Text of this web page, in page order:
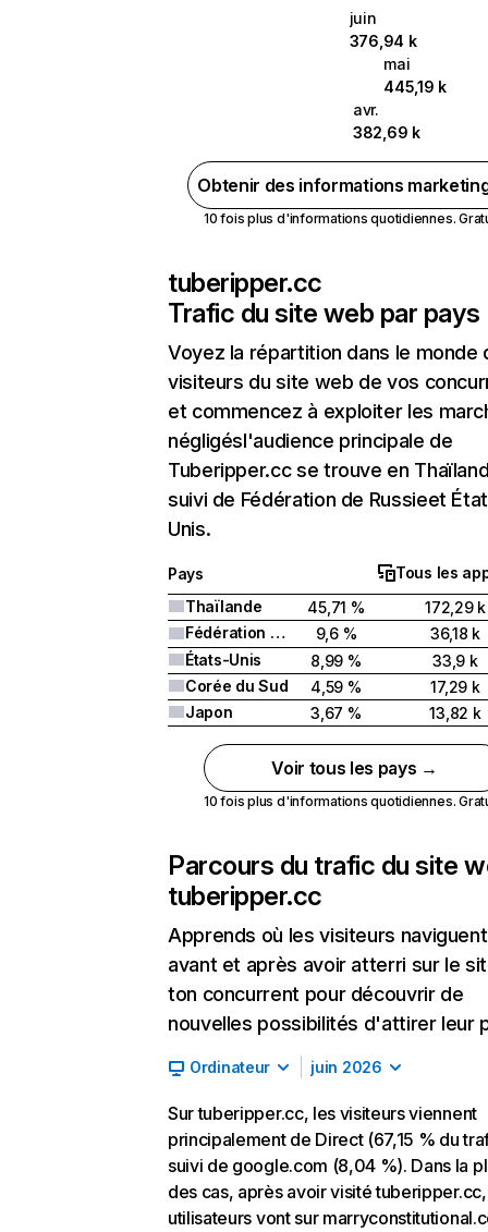
juin
376,94 k
mai
445,19 k
avr.
382,69 k
Obtenir des informations
10 fois plus d'informations quotidiennes.
tuberipper.cc
Trafic du site web par pays
Voyez la répartition dans le monde
visiteurs du site web de vos
et commencez à exploiter les
négligésl'audience principale de
Tuberipper.cc se trouve en
suivi de Fédération de Russieet
Unis.
Pays
Tous les
Thaïlande
45,71 %
172,29 k
Fédération de Russie
9,6 %
36,18 k
États-Unis
8,99 %
33,9 k
Corée du Sud
4,59 %
17,29 k
Japon
3,67 % 13,82 k
Voir tous les pays →
10 fois plus d'informations quotidiennes.
Parcours du trafic du site
tuberipper.cc
Apprends où les visiteurs naviguent
avant et après avoir atterri sur le
ton concurrent pour découvrir de
nouvelles possibilités d'attirer leur
Ordinateur juin 2026
Sur tuberipper.cc, les visiteurs viennent
principalement de Direct (67,15 % du
suivi de google.com (8,04 %). Dans la
des cas, après avoir visité
utilisateurs vont sur